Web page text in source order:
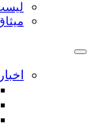
اخبار